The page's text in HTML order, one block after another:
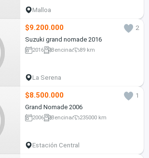
Malloa
$9.200.000
2
Suzuki grand nomade 2016
2016 Bencina 89 km
La Serena
$8.500.000
1
Grand Nomade 2006
2006 Bencina 235000 km
Estación Central